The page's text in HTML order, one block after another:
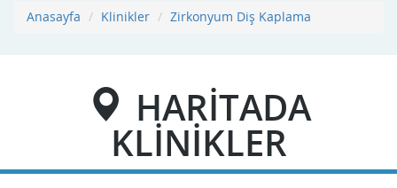
Anasayfa
Klinikler Zirkonyum Diş Kaplama
HARİTADA
KLİNİKLER